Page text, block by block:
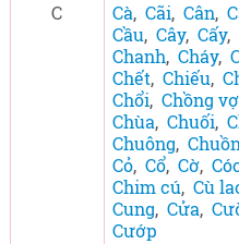
C
Cà, Cãi, Cân,
Cầu, Cây, Cấy,
Chanh, Cháy,
Chết, Chiếu,
Chổi, Chồng vợ
Chùa, Chuối,
Chuông,
Cỏ, Cổ, Cờ,
Chim cú, Cù
Cung, Cửa,
Cướp